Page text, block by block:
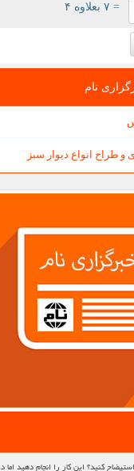
= ۷ بعلاوه ۴
نام
طراح انواع دیوار سبز
کنید؟ این کار را انجام دهید اما